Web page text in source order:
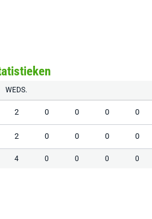
WEDS.
2 0 0 0 0
2 0 0 0 0
4 0 0 0 0